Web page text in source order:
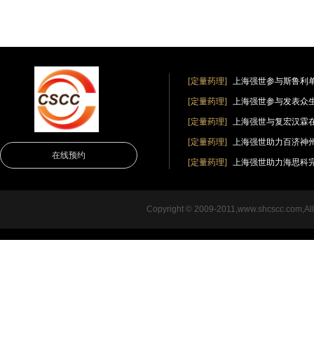
Copyright © 2009-
在线预约
[定量药理] 上海强世参与斯鲁利
[定量药理] 上海强世参与发表众
[定量药理] 上海强世与复宏汉霖
[定量药理] 上海强世助力百济神
[定量药理] 上海强世助力海思科